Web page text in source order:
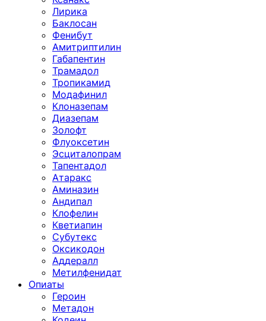
Лирика
Баклосан
Фенибут
Амитриптилин
Габапентин
Трамадол
Тропикамид
Модафинил
Клоназепам
Диазепам
Золофт
Флуоксетин
Эсциталопрам
Тапентадол
Атаракс
Аминазин
Андипал
Клофелин
Кветиапин
Субутекс
Оксикодон
Аддералл
Метилфенидат
Опиаты
Героин
Метадон